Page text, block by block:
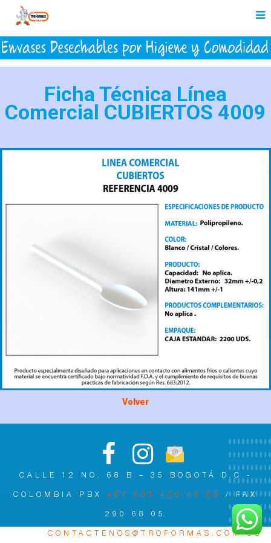
Ficha Técnica Línea
Comercial CUBIERTOS 4009
Volver
CALLE 12 NO. 68 B – 35 BOGOTÁ D.C -
COLOMBIA PBX +57 601 420 46 55 / FAX
290 68 05
CONTACTENOS@TROFORMAS.COM.CO